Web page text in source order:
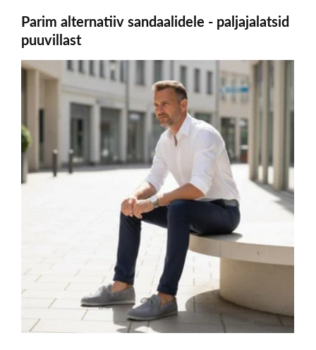
Parim alternatiiv sandaalidele - paljajalatsid
puuvillast